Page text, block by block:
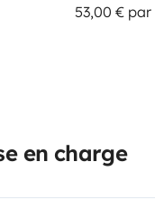
53,00 €
en charge